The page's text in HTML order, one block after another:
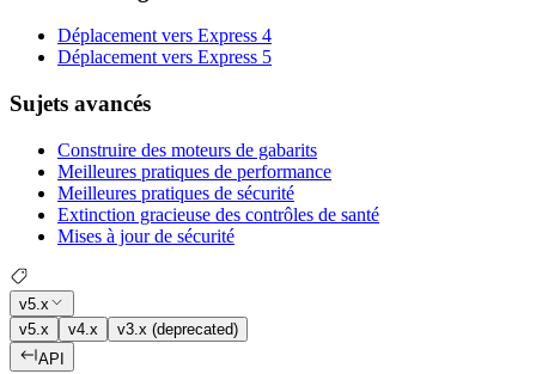
Déplacement vers Express 4
Déplacement vers Express 5
Sujets avancés
Construire des moteurs de gabarits
Meilleures pratiques de performance
Meilleures pratiques de sécurité
Extinction gracieuse des contrôles de santé
Mises à jour de sécurité
v5.x
v5.x
v4.x
v3.x (deprecated)
API